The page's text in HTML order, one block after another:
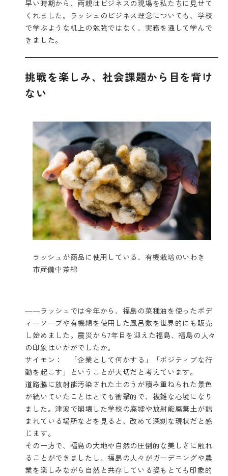
早い時期から、両親はビジネスの現場を私たちに見せて
くれました。ラッシュのビジネス理念についても、学校
で学ぶような机上の勉強ではなく、実務を通して学んで
きました。
挑戦を楽しみ、社会課題から目を背け
ない
ラッシュが商品に使用している、有機栽培のいわき
市産備中茶綿
​――ラッシュでは今年から、福島の菜種油を使ったボデ
ィーソープや有機綿を使用した風呂敷を世界的にも販売
し始めました。震災から7年目を迎えた福島、福島の人々
の印象はいかがでしたか。
サイモン： 「企業として何かする」「ポジティブな行
動を起こす」ということが大切だと考えています。
道路脇に放射能汚染された土のうが積み重ねられた景色
が続いていたことはとても衝撃的で、複雑な心境になり
ました。津波で崩壊した学校の廃墟や放射能廃棄土が詰
まれている場所などを見ると、改めて深刻な現状だと感
じます。
その一方で、福島の大地や自然の圧倒的な美しさに触れ
ることができましたし、福島の人々がガーデニングや農
業を楽しみながら自然と共存している姿もとても印象的